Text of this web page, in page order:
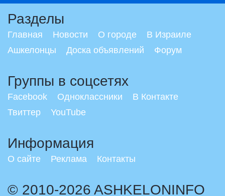
Разделы
Главная Новости О городе
В Израиле
Ашкелонцы
Доска объявлений Форум
Группы в соцсетях
Facebook Одноклассники
В Контакте
Твиттер
YouTube
Информация
О сайте Реклама Контакты
© 2010-2026 ASHKELONINFO